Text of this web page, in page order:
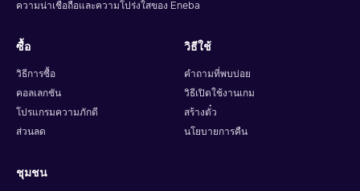
ความน่าเชื่อถือและความโปร่งใสของ Eneba
ซื้อ
วิธีการซื้อ
คอลเลกชัน
โปรแกรมความภักดี
ส่วนลด
วิธีใช้
คำถามที่พบบ่อย
วิธีเปิดใช้งานเกม
สร้างตั๋ว
นโยบายการคืน
ชุมชน